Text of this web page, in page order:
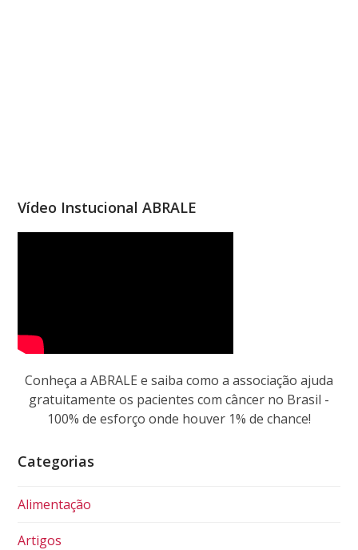
Vídeo Instucional ABRALE
Conheça a ABRALE e saiba como a associação ajuda
gratuitamente os pacientes com câncer no Brasil -
100% de esforço onde houver 1% de chance!
Categorias
Alimentação
Artigos